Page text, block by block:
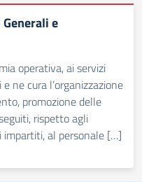
e
operativa, ai servizi
ne cura l’organizzazione
promozione delle
rispetto agli
impartiti, al personale […]